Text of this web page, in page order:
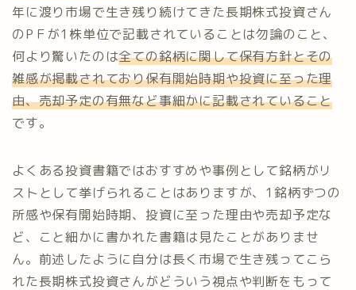
年に渡り市場で生き残り続けてきた長期株式投資さん
のPＦが1株単位で記載されていることは勿論のこと、
何より驚いたのは全ての銘柄に関して保有方針とその
雑感が掲載されており保有開始時期や投資に至った理
由、売却予定の有無など事細かに記載されていること
です。
よくある投資書籍ではおすすめや事例として銘柄がリ
ストとして挙げられることはありますが、1銘柄ずつの
所感や保有開始時期、投資に至った理由や売却予定な
ど、こと細かに書かれた書籍は見たことがありませ
ん。前述したように自分は長く市場で生き残ってこら
れた長期株式投資さんがどういう視点や判断をもって